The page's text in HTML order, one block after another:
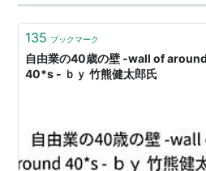
135 ブックマーク
自由業の40歳の壁 -wall of around
40*s - ｂｙ 竹熊健太郎氏